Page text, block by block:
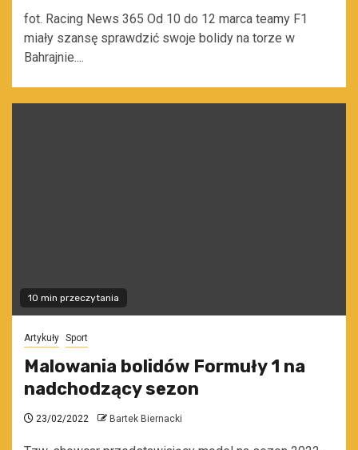
fot. Racing News 365 Od 10 do 12 marca teamy F1
miały szansę sprawdzić swoje bolidy na torze w
Bahrajnie....
10 min przeczytania
Artykuły Sport
Malowania bolidów Formuły 1 na
nadchodzący sezon
23/02/2022 Bartek Biernacki